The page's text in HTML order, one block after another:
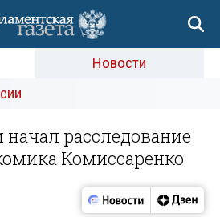
Новости
расследование
Комиссаренко